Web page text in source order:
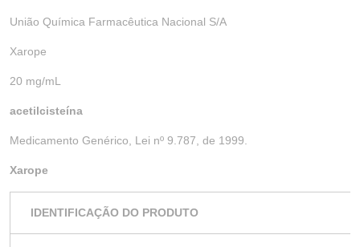
União Química Farmacêutica Nacional S/A
Xarope
20 mg/mL
acetilcisteína
Medicamento Genérico, Lei nº 9.787, de 1999.
Xarope
IDENTIFICAÇÃO DO PRODUTO